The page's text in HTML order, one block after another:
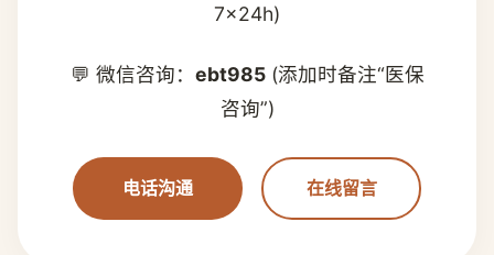
7×24h)
💬 微信咨询： ebt985(添加时备注“医保
咨询”)
电话沟通 在线留言